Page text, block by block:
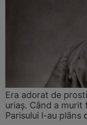
Era adorat de
uriaș. Când a
Parisului l-au plâns